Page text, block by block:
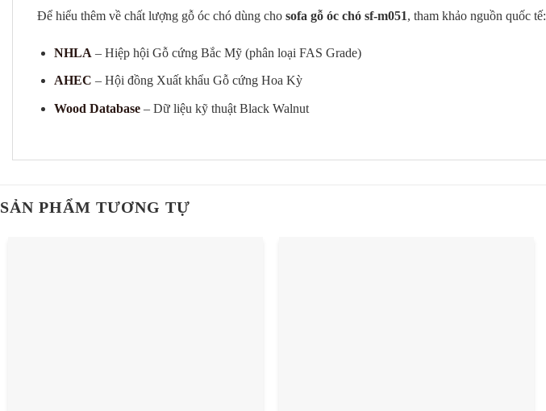
Để hiểu thêm về chất lượng gỗ óc chó dùng cho sofa gỗ óc chó sf-m051, tham khảo nguồn quốc tế:
NHLA – Hiệp hội Gỗ cứng Bắc Mỹ (phân loại FAS Grade)
AHEC – Hội đồng Xuất khẩu Gỗ cứng Hoa Kỳ
Wood Database– Dữ liệu kỹ thuật Black Walnut
SẢN PHẨM TƯƠNG TỰ